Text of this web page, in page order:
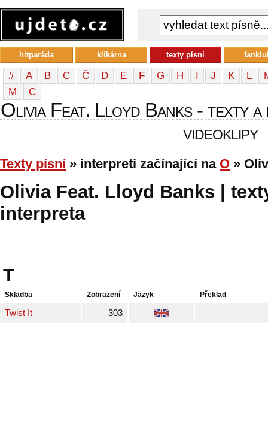
# A B C Č D E F G H I J K L
М
С
Olivia Feat. Lloyd Banks - texty a
videoklipy
Texty písní» interpreti začínající na O »
Olivia Feat. Lloyd Banks |
interpreta
T
Skladba Zobrazení Jazyk Překlad
Twist It 303
hitparáda klikárna texty písní